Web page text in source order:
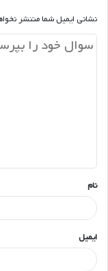
نشانی ایمیل شما منتشر
*
نام
ایمیل